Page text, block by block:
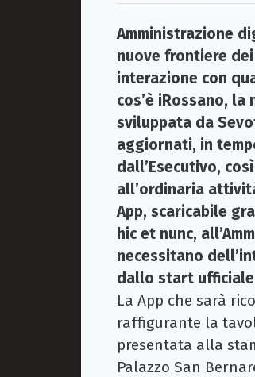
Amministrazione
nuove frontiere
interazione con
cos’è iRossano,
sviluppata da
aggiornati, in
dall’Esecutivo,
all’ordinaria
App, scaricabile
hic et nunc,
necessitano
dallo start
La App che sarà
raffigurante la
presentata alla
Palazzo San